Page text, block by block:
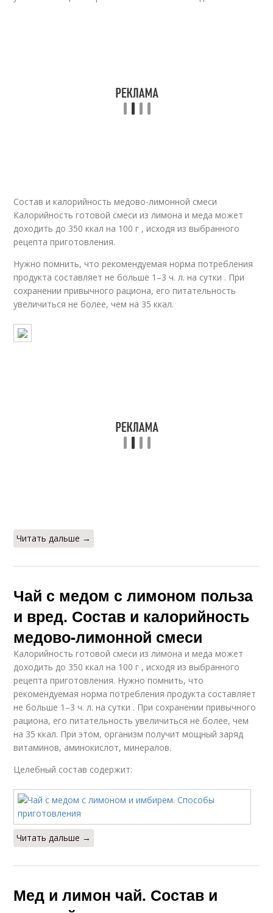
Состав и калорийность медово-лимонной смеси
Калорийность готовой смеси из лимона и меда может
доходить до 350 ккал на 100 г , исходя из выбранного
рецепта приготовления.
Нужно помнить, что рекомендуемая норма потребления
продукта составляет не больше 1–3 ч. л. на сутки . При
сохранении привычного рациона, его питательность
увеличиться не более, чем на 35 ккал.
Читать дальше →
Чай с медом с лимоном польза
и вред. Состав и калорийность
медово-лимонной смеси
Калорийность готовой смеси из лимона и меда может
доходить до 350 ккал на 100 г , исходя из выбранного
рецепта приготовления. Нужно помнить, что
рекомендуемая норма потребления продукта составляет
не больше 1–3 ч. л. на сутки . При сохранении привычного
рациона, его питательность увеличиться не более, чем
на 35 ккал. При этом, организм получит мощный заряд
витаминов, аминокислот, минералов.
Целебный состав содержит:
Читать дальше →
Мед и лимон чай. Состав и